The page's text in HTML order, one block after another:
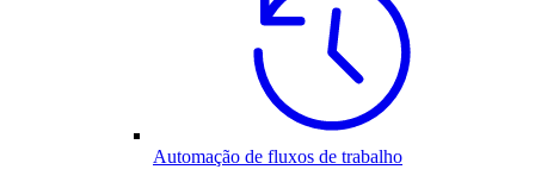
Automação de fluxos de trabalho